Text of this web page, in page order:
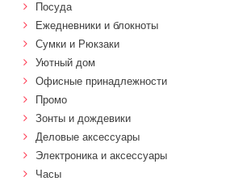
Посуда
Ежедневники и блокноты
Сумки и Рюкзаки
Уютный дом
Офисные принадлежности
Промо
Зонты и дождевики
Деловые аксессуары
Электроника и аксессуары
Часы